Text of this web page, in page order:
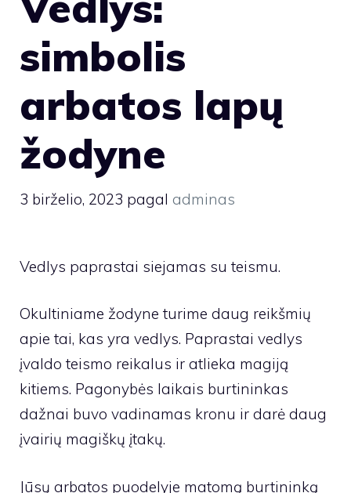
simbolis
arbatos lapų
žodyne
3 birželio, 2023 pagal adminas
Vedlys paprastai siejamas su teismu.
Okultiniame žodyne turime daug reikšmių
apie tai, kas yra vedlys. Paprastai vedlys
įvaldo teismo reikalus ir atlieka magiją
kitiems. Pagonybės laikais burtininkas
dažnai buvo vadinamas kronu ir darė daug
įvairių magiškų įtakų.
Jūsų arbatos puodelyje matomą burtininką